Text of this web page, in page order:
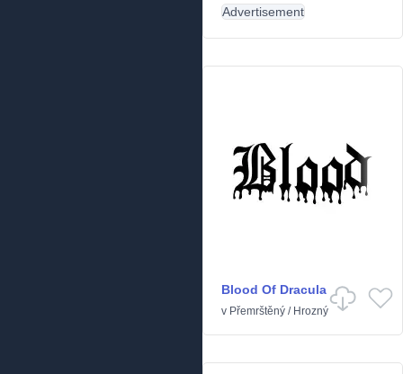
Advertisement
Blood Of Dracula
v Přemrštěný / Hrozný